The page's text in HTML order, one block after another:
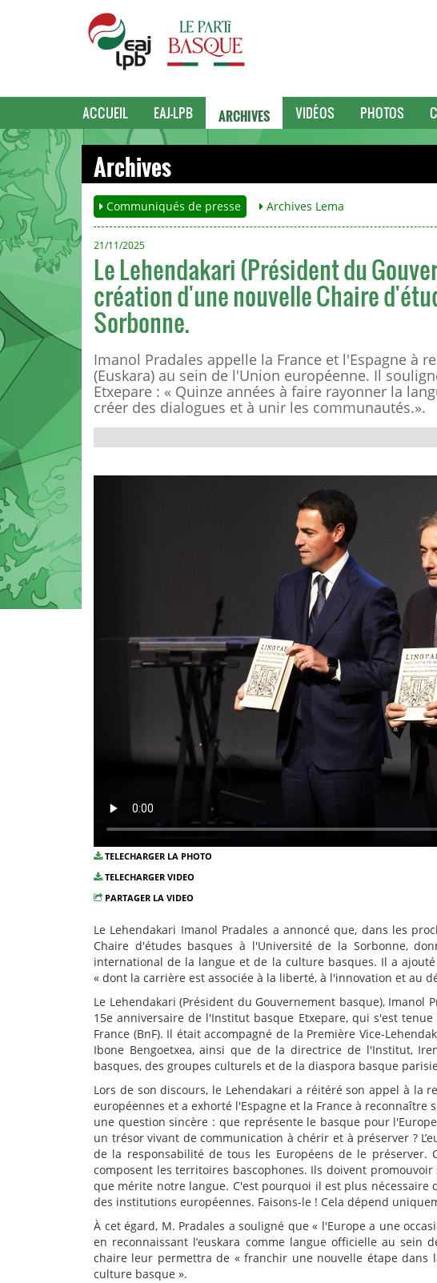
ACCUEIL EAJ-LPB ARCHIVES VIDÉOS PHOTOS
Archives
Communiqués de presse Archives Lema
21/11/2025
Le Lehendakari (Président du
création d'une nouvelle Chaire
Sorbonne.
Imanol Pradales appelle la France et l'Espagne à
(Euskara) au sein de l'Union européenne. Il
Etxepare : « Quinze années à faire rayonner la
créer des dialogues et à unir les communautés.».
TELECHARGER LA PHOTO
TELECHARGER VIDEO
PARTAGER LA VIDEO
Le Lehendakari Imanol Pradales a annoncé que, dans les
Chaire d'études basques à l'Université de la Sorbonne,
international de la langue et de la culture basques. Il a
« dont la carrière est associée à la liberté, à l'innovation et au
Le Lehendakari (Président du Gouvernement basque),
15e anniversaire de l'Institut basque Etxepare, qui s'est
France (BnF). Il était accompagné de la Première Vice-
Ibone Bengoetxea, ainsi que de la directrice de l'Institut,
basques, des groupes culturels et de la diaspora basque
Lors de son discours, le Lehendakari a réitéré son appel à la
européennes et a exhorté l'Espagne et la France à
une question sincère : que représente le basque pour
un trésor vivant de communication à chérir et à préserver ?
de la responsabilité de tous les Européens de le
composent les territoires bascophones. Ils doivent
que mérite notre langue. C'est pourquoi il est plus
des institutions européennes. Faisons-le ! Cela dépend
À cet égard, M. Pradales a souligné que « l'Europe a une
en reconnaissant l’euskara comme langue officielle au
chaire leur permettra de « franchir une nouvelle étape
culture basque ».